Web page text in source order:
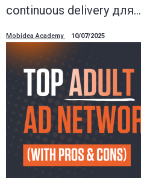
continuous delivery для…
Mobidea Academy 10/07/2025